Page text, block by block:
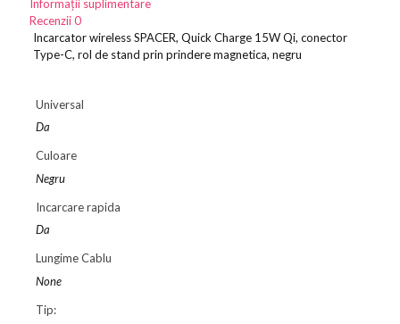
rol
Informații suplimentare
Recenzii0
Incarcator wireless SPACER, Quick Charge 15W Qi, conector
Type-C, rol de stand prin prindere magnetica, negru
Universal
Da
Culoare
Negru
Incarcare rapida
Da
Lungime Cablu
None
Tip: